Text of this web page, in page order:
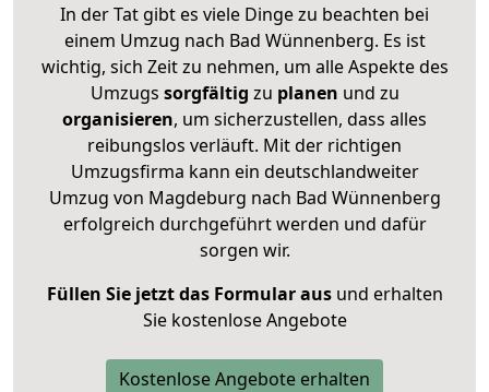
In der Tat gibt es viele Dinge zu beachten bei
einem Umzug nach Bad Wünnenberg. Es ist
wichtig, sich Zeit zu nehmen, um alle Aspekte des
Umzugs sorgfältig zu planen und zu
organisieren, um sicherzustellen, dass alles
reibungslos verläuft. Mit der richtigen
Umzugsfirma kann ein deutschlandweiter
Umzug von Magdeburg nach Bad Wünnenberg
erfolgreich durchgeführt werden und dafür
sorgen wir.
Füllen Sie jetzt das Formular ausund erhalten
Sie kostenlose Angebote
Kostenlose Angebote erhalten